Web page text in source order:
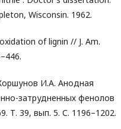
Wisconsin. 1962.
of lignin // J. Am.
И.А. Анодная
затрудненных фенолов
Т. 39, вып. 5. С. 1196–1202.